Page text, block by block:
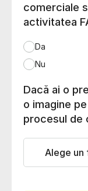
comerciale
activitatea
Da
Nu
Dacă ai o
o imagine
procesul de
Alege un